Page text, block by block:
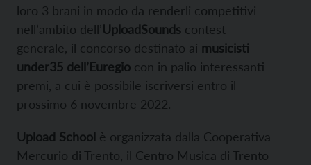
loro 3 brani in modo da renderli competitivi
nell’ambito dell’UploadSounds contest
generale, il concorso destinato ai musicisti
under35 dell’Euregio con in palio interessanti
premi, a cui è possibile iscriversi entro il
prossimo 6 novembre 2022.
Upload School è organizzata dalla Cooperativa
Mercurio di Trento, il Centro Musica di Trento